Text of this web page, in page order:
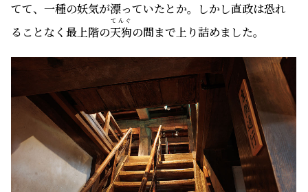
てて、一種の妖気が漂っていたとか。しかし直政は恐れ
ることなく最上階の天狗
てんぐ
の間まで上り詰めました。